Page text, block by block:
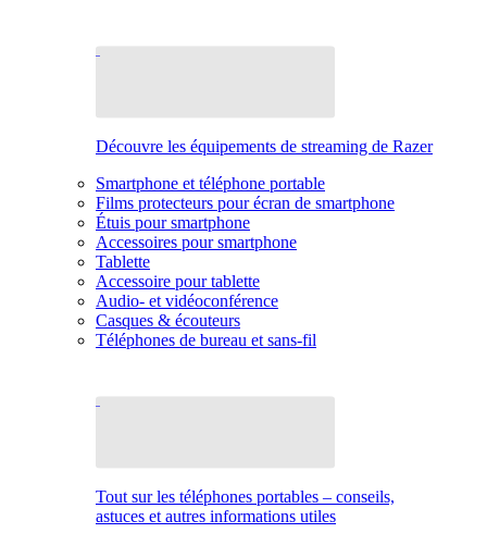
Découvre les équipements de streaming de Razer
Smartphone et téléphone portable
Films protecteurs pour écran de smartphone
Étuis pour smartphone
Accessoires pour smartphone
Tablette
Accessoire pour tablette
Audio- et vidéoconférence
Casques & écouteurs
Téléphones de bureau et sans-fil
Tout sur les téléphones portables – conseils,
astuces et autres informations utiles